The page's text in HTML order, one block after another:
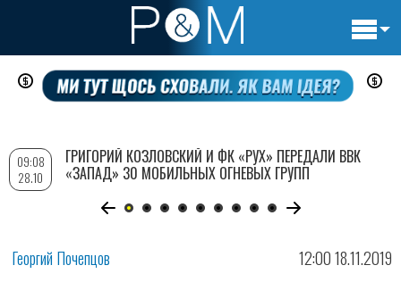
Перейти
содержанию
Георгий Почепцов 12:00 18.11.2019
09:08
28.10
ГРИГОРИЙ КОЗЛОВСКИЙ И ФК «РУХ» ПЕРЕДАЛИ ВВК
«ЗАПАД» 30 МОБИЛЬНЫХ ОГНЕВЫХ ГРУПП